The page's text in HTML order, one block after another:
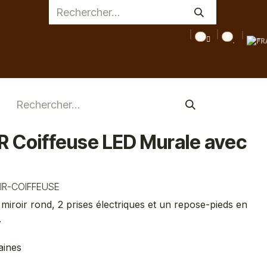
Coiffeuse LED Murale avec
COIFFEUSE
rond, 2 prises électriques et un repose-pieds en